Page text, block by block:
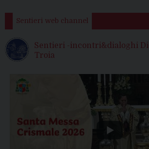
Sentieri web channel
Sentieri -incontri&dialoghi
Troia